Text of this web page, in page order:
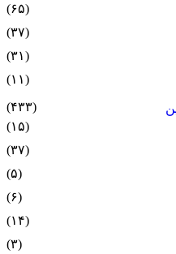
(۶۵)
(۳۷)
(۳۱)
(۱۱)
(۴۳۳)
(۱۵)
(۳۷)
(۵)
(۶)
(۱۴)
(۳)